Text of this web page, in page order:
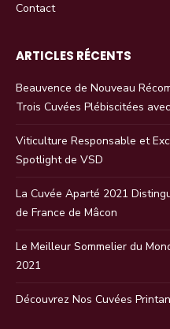
Contact
ARTICLES RÉCENTS
Beauvence de Nouveau
Trois Cuvées Plébiscitées
Viticulture Responsable et
Spotlight de VSD
La Cuvée Aparté 2021
de France de Mâcon
Le Meilleur Sommelier du
2021
Découvrez Nos Cuvées